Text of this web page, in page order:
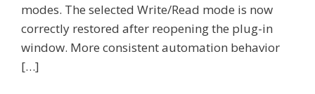
modes. The selected Write/Read mode is now
correctly restored after reopening the plug-in
window. More consistent automation behavior
[…]